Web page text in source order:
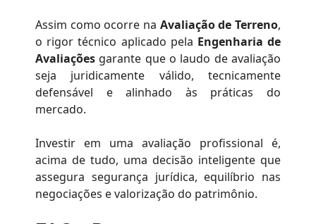
Assim como ocorre na Avaliação de Terreno,
o rigor técnico aplicado pela Engenharia de
Avaliações garante que o laudo de avaliação
seja juridicamente válido, tecnicamente
defensável e alinhado às práticas do
mercado.
Investir em uma avaliação profissional é,
acima de tudo, uma decisão inteligente que
assegura segurança jurídica, equilíbrio nas
negociações e valorização do patrimônio.